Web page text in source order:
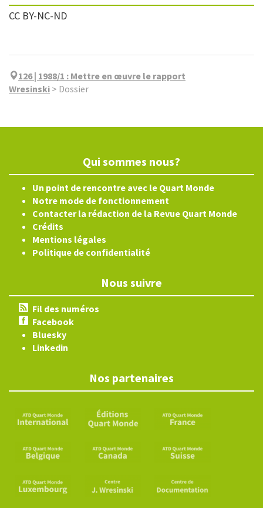
CC BY-NC-ND
126 | 1988/1 : Mettre en œuvre le rapport
Wresinski > Dossier
Qui sommes nous?
Un point de rencontre avec le Quart Monde
Notre mode de fonctionnement
Contacter la rédaction de la Revue Quart Monde
Crédits
Mentions légales
Politique de confidentialité
Nous suivre
Fil des numéros
Facebook
Bluesky
Linkedin
Nos partenaires